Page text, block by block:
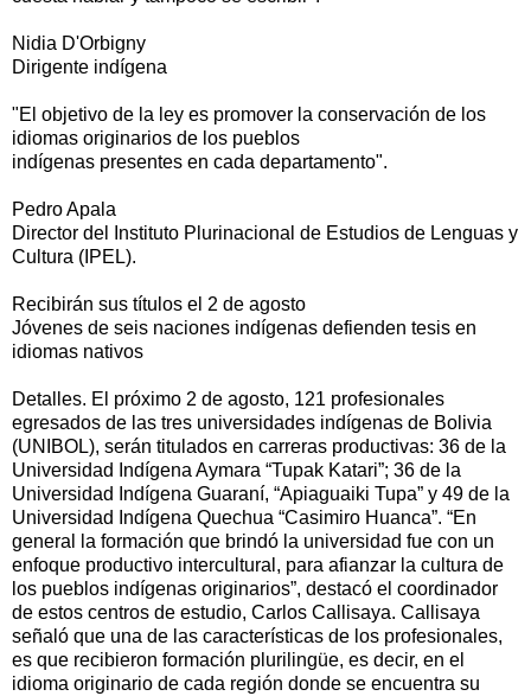
Nidia D'Orbigny
Dirigente indígena
"El objetivo de la ley es promover la conservación de los
idiomas originarios de los pueblos
indígenas presentes en cada departamento".
Pedro Apala
Director del Instituto Plurinacional de Estudios de Lenguas y
Cultura (IPEL).
Recibirán sus títulos el 2 de agosto
Jóvenes de seis naciones indígenas defienden tesis en
idiomas nativos
Detalles. El próximo 2 de agosto, 121 profesionales
egresados de las tres universidades indígenas de Bolivia
(UNIBOL), serán titulados en carreras productivas: 36 de la
Universidad Indígena Aymara “Tupak Katari”; 36 de la
Universidad Indígena Guaraní, “Apiaguaiki Tupa” y 49 de la
Universidad Indígena Quechua “Casimiro Huanca”. “En
general la formación que brindó la universidad fue con un
enfoque productivo intercultural, para afianzar la cultura de
los pueblos indígenas originarios”, destacó el coordinador
de estos centros de estudio, Carlos Callisaya. Callisaya
señaló que una de las características de los profesionales,
es que recibieron formación plurilingüe, es decir, en el
idioma originario de cada región donde se encuentra su